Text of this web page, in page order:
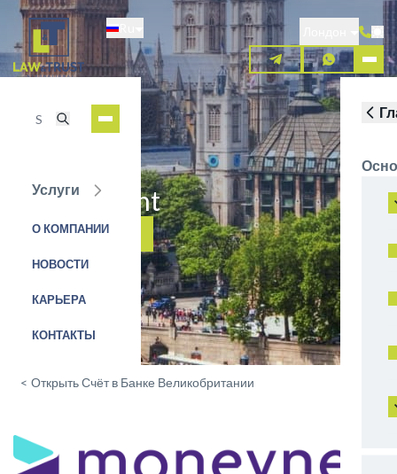
Перейти
основному
содержанию
Услуги
О КОМПАНИИ
НОВОСТИ
КАРЬЕРА
КОНТАКТЫ
Moneynetint
ЗАЯВКА НА УСЛУГУ
< Открыть Счёт в Банке Великобритании